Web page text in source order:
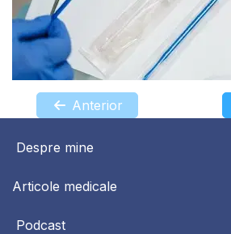
Anterior
Despre mine
Articole medicale
Podcast